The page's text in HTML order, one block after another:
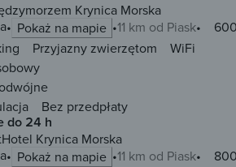
Krynica Morska
Pokaż na mapie 11 km od Piask
Przyjazny zwierzętom
WiFi
Bez przedpłaty
do 24 h
Krynica Morska
Pokaż na mapie 11 km od Piask